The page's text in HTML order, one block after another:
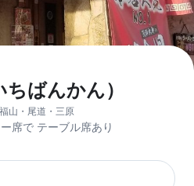
ばんかん）
山・尾道・三原
席で テーブル席あり